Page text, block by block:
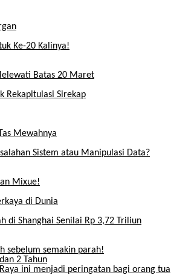
Ke-20 Kalinya!
Batas 20 Maret
Rekapitulasi Sirekap
Mewahnya
Sistem atau Manipulasi Data?
Mixue!
di Dunia
di Shanghai Senilai Rp 3,72 Triliun
sebelum semakin parah!
ini menjadi peringatan bagi orang tua